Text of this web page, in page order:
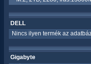
DELL
Nincs ilyen termék az
Gigabyte